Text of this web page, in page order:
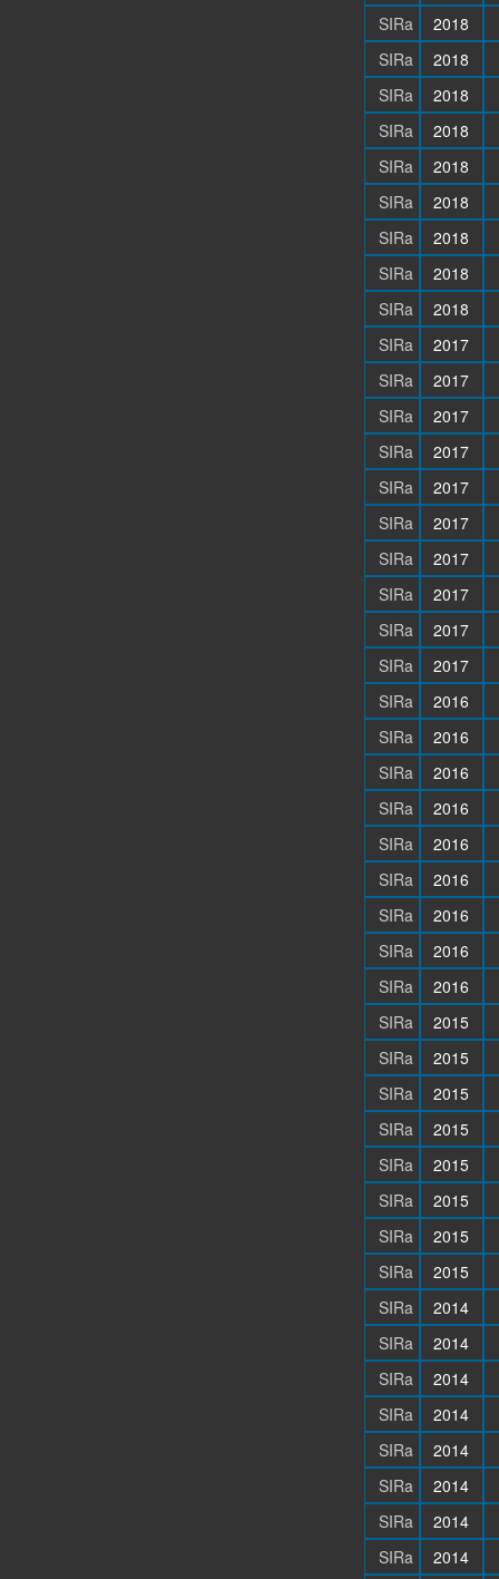
SIRa
2018
SIRa
2018
SIRa
2018
SIRa
2018
SIRa
2018
SIRa
2018
SIRa
2018
SIRa
2018
SIRa
2018
SIRa
2017
SIRa
2017
SIRa
2017
SIRa
2017
SIRa
2017
SIRa
2017
SIRa
2017
SIRa
2017
SIRa
2017
SIRa
2017
SIRa
2016
SIRa
2016
SIRa
2016
SIRa
2016
SIRa
2016
SIRa
2016
SIRa
2016
SIRa
2016
SIRa
2016
SIRa
2015
SIRa
2015
SIRa
2015
SIRa
2015
SIRa
2015
SIRa
2015
SIRa
2015
SIRa
2015
SIRa
2014
SIRa
2014
SIRa
2014
SIRa
2014
SIRa
2014
SIRa
2014
SIRa
2014
SIRa
2014